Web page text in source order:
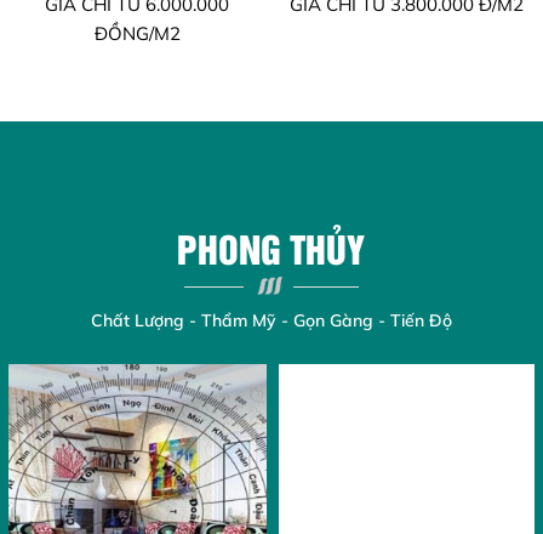
ĐỒNG/M2
PHONG THỦY
Chất Lượng - Thẩm Mỹ - Gọn Gàng - Tiến Độ